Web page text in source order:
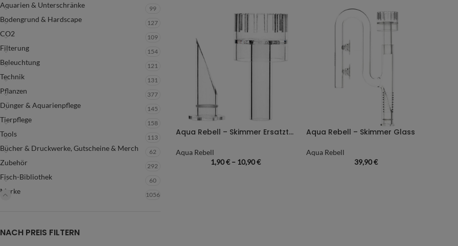
Aquarien & Unterschränke 99
Bodengrund & Hardscape 127
CO2 109
Filterung 154
Beleuchtung 121
Technik 131
Pflanzen 377
Dünger & Aquarienpflege 145
Tierpflege 158
Tools 113
Bücher & Druckwerke, Gutscheine & Merch 62
Zubehör 292
Fisch-Bibliothek 60
Marke 1056
NACH PREIS FILTERN
Aqua Rebell – Skimmer Ersatzteilset
Aqua Rebell
1,90€– 10,90€
Aqua Rebell – Skimmer Glass
Aqua Rebell
39,90€